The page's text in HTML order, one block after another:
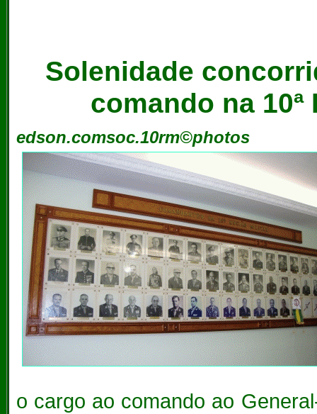
Solenidade
comando na 10ª
edson.comsoc.10rm©photos
o cargo ao comando ao